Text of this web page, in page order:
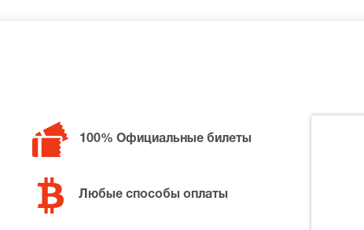
100% Официальные билеты
Любые способы оплаты